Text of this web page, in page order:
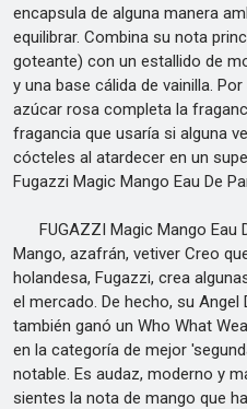
encapsula de alguna manera
equilibrar. Combina su nota
goteante) con un estallido de
y una base cálida de vainilla.
azúcar rosa completa la
fragancia que usaría si alguna
cócteles al atardecer en un
Fugazzi Magic Mango Eau De
FUGAZZI Magic Mango Eau
Mango, azafrán, vetiver Creo
holandesa, Fugazzi, crea
el mercado. De hecho, su Angel
también ganó un Who What
en la categoría de mejor
notable. Es audaz, moderno y
sientes la nota de mango que